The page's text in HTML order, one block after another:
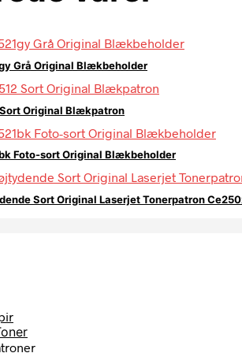
Grå Original Blækbeholder
Original Blækpatron
Foto-sort Original Blækbeholder
Sort Original Laserjet Tonerpatron